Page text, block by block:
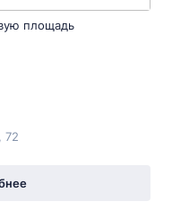
площадь
72